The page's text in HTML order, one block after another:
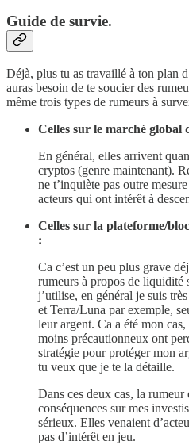
Guide de survie.
Déjà, plus tu as travaillé à ton plan
auras besoin de te soucier des
même trois types de rumeurs à
Celles sur le marché global
En général, elles arrivent
cryptos (genre maintenant).
ne t’inquiète pas outre
acteurs qui ont intérêt à
Celles sur la plateforme/
:
Ca c’est un peu plus grave
rumeurs à propos de liquidité
j’utilise, en général je suis
et Terra/Luna par exemple,
leur argent. Ca a été mon
moins précautionneux ont
stratégie pour protéger mon
tu veux que je te la détaille.
Dans ces deux cas, la
conséquences sur mes
sérieux. Elles venaient
pas d’intérêt en jeu.